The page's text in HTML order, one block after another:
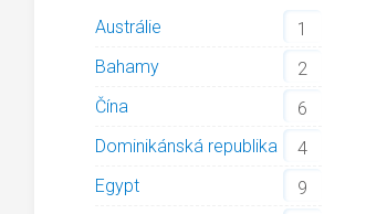
Austrálie
1
Bahamy
2
Čína
6
Dominikánská republika
4
Egypt
9